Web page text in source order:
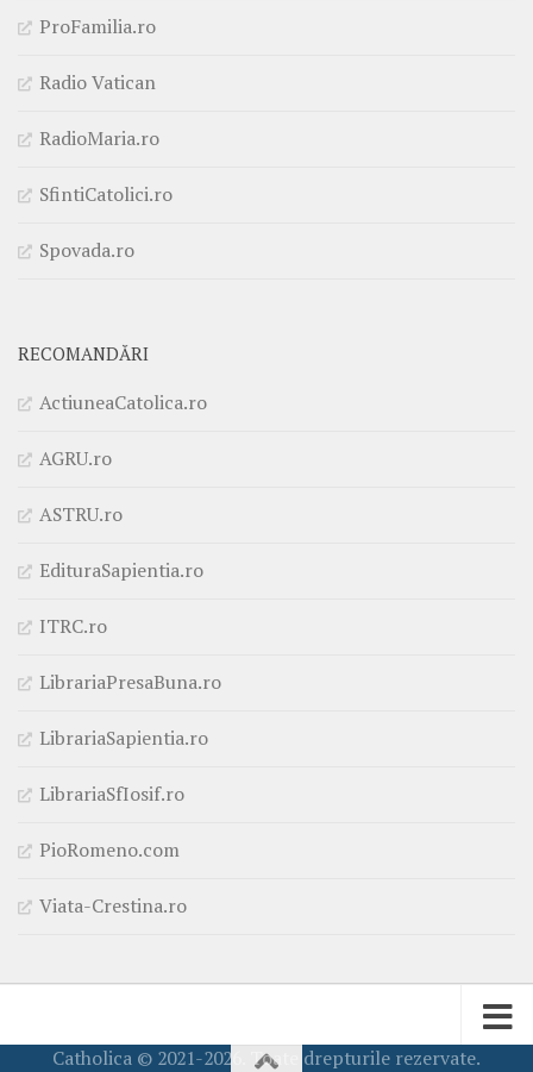
ProFamilia.ro
Radio Vatican
RadioMaria.ro
SfintiCatolici.ro
Spovada.ro
RECOMANDĂRI
ActiuneaCatolica.ro
AGRU.ro
ASTRU.ro
EdituraSapientia.ro
ITRC.ro
LibrariaPresaBuna.ro
LibrariaSapientia.ro
LibrariaSfIosif.ro
PioRomeno.com
Viata-Crestina.ro
Catholica © 2021-2026. Toate drepturile rezervate.